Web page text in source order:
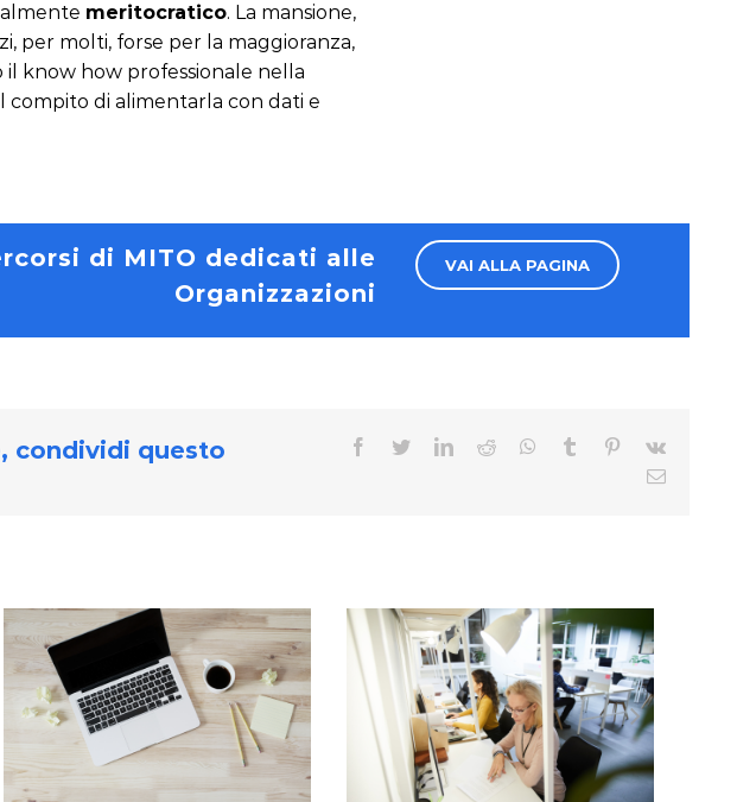
meritocratico. La mansione,
per molti, forse per la maggioranza,
know how professionale nella
compito di alimentarla con dati e
di MITO dedicati alle
Organizzazioni
VAI ALLA PAGINA
condividi questo
facebook
twitterlinkedinredditwhatsapp
tumblr pinterest
vk
Email
VALUTAZIONE E
PERFORMANCE NELLA
PUBBLICA
AMMINISTRAZIONE
L’ASSESSMENT DELLE
COMPETENZE. (PARTE 4)